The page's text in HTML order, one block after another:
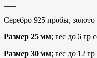
Серебро 925 пробы,
Размер 25 мм; вес до 6 гр
Размер 30 мм; вес до 12 гр